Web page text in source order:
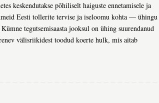
keskendutakse põhiliselt haiguste ennetamisele ja
Eesti tollerite tervise ja iseloomu kohta — ühingu
tegutsemisaasta jooksul on ühing suurendanud
välisriikidest toodud koerte hulk, mis aitab